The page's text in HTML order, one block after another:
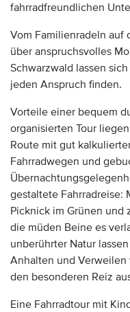
fahrradfreundlichen
Vom Familienradeln auf
über anspruchsvolles
Schwarzwald lassen
jeden Anspruch finden.
Vorteile einer bequem
organisierten Tour
Route mit gut
Fahrradwegen und
gestaltete Fahrradreise:
Picknick im Grünen und
die müden Beine es
unberührter Natur
Anhalten und
den besonderen Reiz
Eine Fahrradtour mit